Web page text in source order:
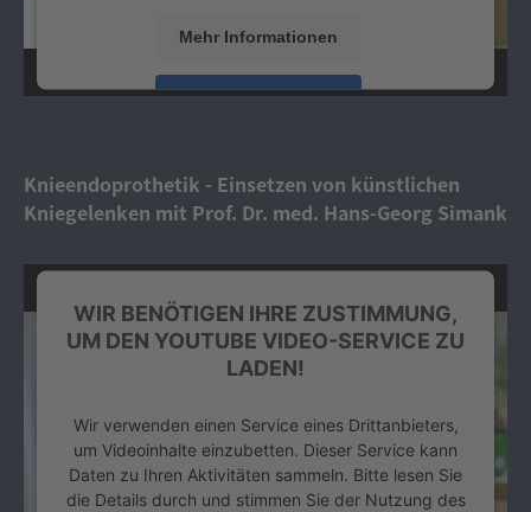
Mehr Informationen
Akzeptieren
Knieendoprothetik - Einsetzen von künstlichen
Kniegelenken mit Prof. Dr. med. Hans-Georg Simank
WIR BENÖTIGEN IHRE ZUSTIMMUNG,
UM DEN YOUTUBE VIDEO-SERVICE ZU
LADEN!
Wir verwenden einen Service eines Drittanbieters,
um Videoinhalte einzubetten. Dieser Service kann
Daten zu Ihren Aktivitäten sammeln. Bitte lesen Sie
die Details durch und stimmen Sie der Nutzung des